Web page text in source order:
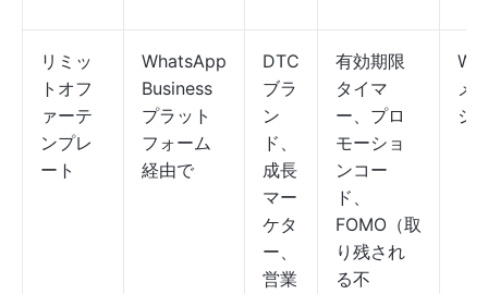
リミッ
トオフ
ァーテ
ンプレ
ート
WhatsApp
Business
プラット
フォーム
経由で
DTC
ブラ
ン
ド、
成長
マー
ケタ
ー、
営業
有効期限
タイマ
ー、プロ
モーショ
ンコー
ド、
FOMO（取
り残され
る不
メ
ジ